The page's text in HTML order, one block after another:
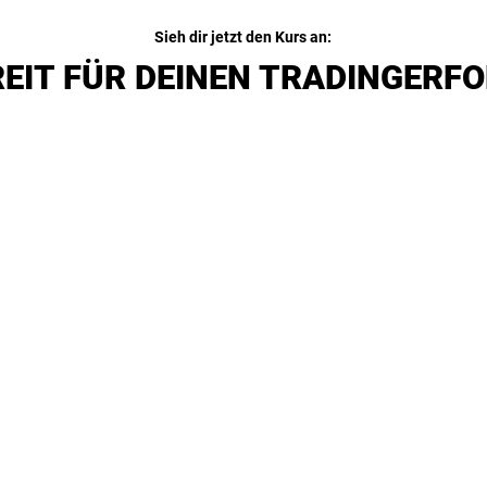
FÜR DEINEN
Sieh dir jetzt den Kurs an: